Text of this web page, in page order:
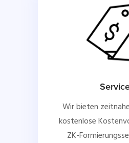
Wir bieten
kostenlose
ZK-